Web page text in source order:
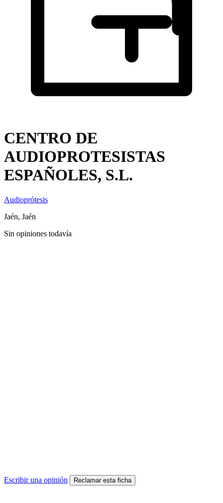
CENTRO DE
AUDIOPROTESISTAS
ESPAÑOLES, S.L.
Audioprótesis
Jaén, Jaén
Sin opiniones todavía
Escribir una opinión Reclamar esta ficha